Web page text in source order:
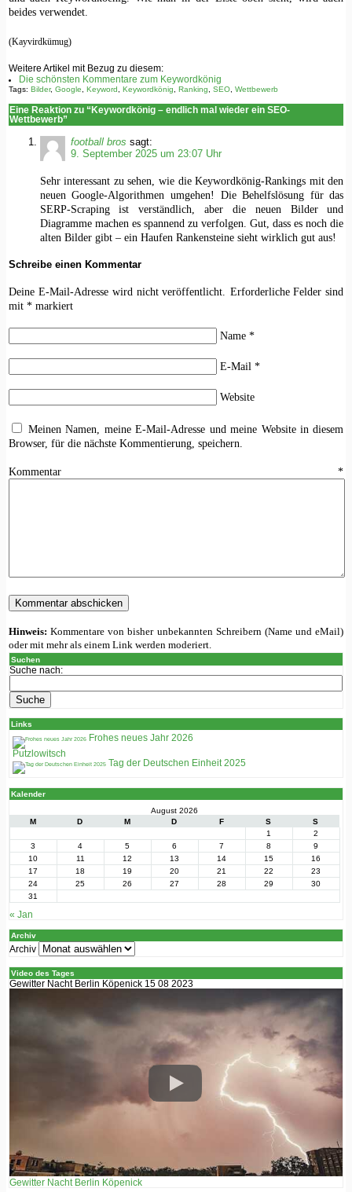
beides verwendet.
(Kayvirdkümug)
Weitere Artikel mit Bezug zu diesem:
Die schönsten Kommentare zum Keywordkönig
Tags: Bilder, Google, Keyword , Keywordkönig, Ranking, SEO, Wettbewerb
Eine Reaktion zu “Keywordkönig – endlich mal wieder ein SEO-
Wettbewerb”
football bros sagt:
9. September 2025 um 23:07 Uhr
Sehr interessant zu sehen, wie die Keywordkönig-Rankings mit den
neuen Google-Algorithmen umgehen! Die Behelfslösung für das
SERP-Scraping ist verständlich, aber die neuen Bilder und
Diagramme machen es spannend zu verfolgen. Gut, dass es noch die
alten Bilder gibt – ein Haufen Rankensteine sieht wirklich gut aus!
Schreibe einen Kommentar
Deine E-Mail-Adresse wird nicht veröffentlicht. Erforderliche Felder sind
mit *markiert
Name *
E-Mail *
Website
Meinen Namen, meine E-Mail-Adresse und meine Website in diesem
Browser, für die nächste Kommentierung, speichern.
Kommentar*
Hinweis: Kommentare von bisher unbekannten Schreibern (Name und eMail)
oder mit mehr als einem Link werden moderiert.
Suchen
Suche nach:
Links
Frohes neues Jahr 2026
Putzlowitsch
Tag der Deutschen Einheit 2025
Kalender
August 2026
M
D M D F S
S
1
2
3
4 5 6 7 8
9
10
11 12 13 14 15
16
17
18 19 20 21 22
23
24
25 26 27 28 29
30
31
« Jan
Archiv
Archiv
Video des Tages
Gewitter Nacht Berlin Köpenick 15 08 2023
Gewitter Nacht Berlin Köpenick